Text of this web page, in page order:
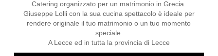
Catering organizzato per un matrimonio in Grecia.
Giuseppe Lolli con la sua cucina spettacolo è ideale per
rendere originale il tuo matrimonio o un tuo momento
speciale.
A Lecce ed in tutta la provincia di Lecce